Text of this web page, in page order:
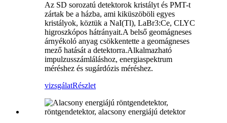
Az SD sorozatú detektorok kristályt és PMT-t
zártak be a házba, ami kiküszöböli egyes
kristályok, köztük a NaI(Tl), LaBr3:Ce, CLYC
higroszkópos hátrányait.A belső geomágneses
árnyékoló anyag csökkentette a geomágneses
mező hatását a detektorra.Alkalmazható
impulzusszámláláshoz, energiaspektrum
méréshez és sugárdózis méréshez.
vizsgálatRészlet